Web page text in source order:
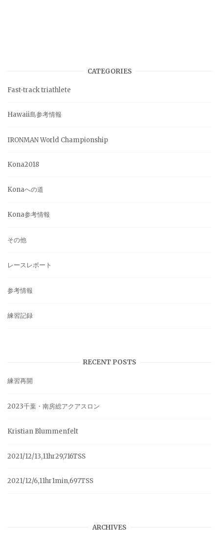
CATEGORIES
Fast-track triathlete
Hawaii島参考情報
IRONMAN World Championship
Kona2018
Konaへの道
Kona参考情報
その他
レースレポート
参考情報
練習記録
RECENT POSTS
練習再開
2023千葉・南房総アクアスロン
Kristian Blummenfelt
2021/12/13,11hr29,716TSS
2021/12/6,11hr1min,697TSS
ARCHIVES